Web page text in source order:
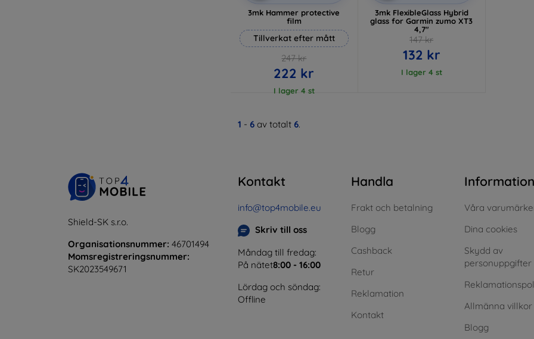
3mk Hammer protective
film
Tillverkat efter mått
247 kr
222 kr
I lager 4 st
3mk FlexibleGlass Hybrid
glass for Garmin zumo XT3
4,7"
147 kr
132 kr
I lager 4 st
1 - 6 av totalt 6.
Shield-SK s.r.o.
Organisationsnummer: 46701494
Momsregistreringsnummer:
SK2023549671
Kontakt
info@top4mobile.eu
Skriv till oss
Måndag till fredag:
På nätet8:00 - 16:00
Lördag och söndag:
Offline
Handla
Frakt och betalning
Blogg
Cashback
Retur
Reklamation
Kontakt
Information
Våra
Dina cookies
Skydd av
personuppgifter
Allmänna villkor
Blogg